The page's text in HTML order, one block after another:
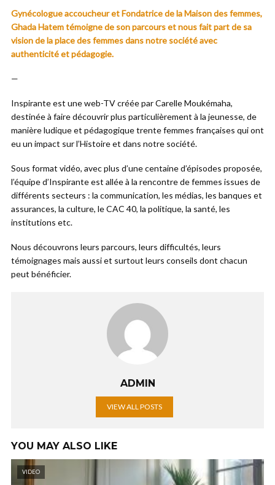
Gynécologue accoucheur et Fondatrice de la Maison des femmes,
Ghada Hatem témoigne de son parcours et nous fait part de sa
vision de la place des femmes dans notre société avec
authenticité et pédagogie.
—
Inspirante est une web-TV créée par Carelle Moukémaha,
destinée à faire découvrir plus particulièrement à la jeunesse, de
manière ludique et pédagogique trente femmes françaises qui ont
eu un impact sur l’Histoire et dans notre société.
Sous format vidéo, avec plus d’une centaine d’épisodes proposée,
l’équipe d’Inspirante est allée à la rencontre de femmes issues de
différents secteurs : la communication, les médias, les banques et
assurances, la culture, le CAC 40, la politique, la santé, les
institutions etc.
Nous découvrons leurs parcours, leurs difficultés, leurs
témoignages mais aussi et surtout leurs conseils dont chacun
peut bénéficier.
ADMIN
VIEW ALL POSTS
YOU MAY ALSO LIKE
VIDEO